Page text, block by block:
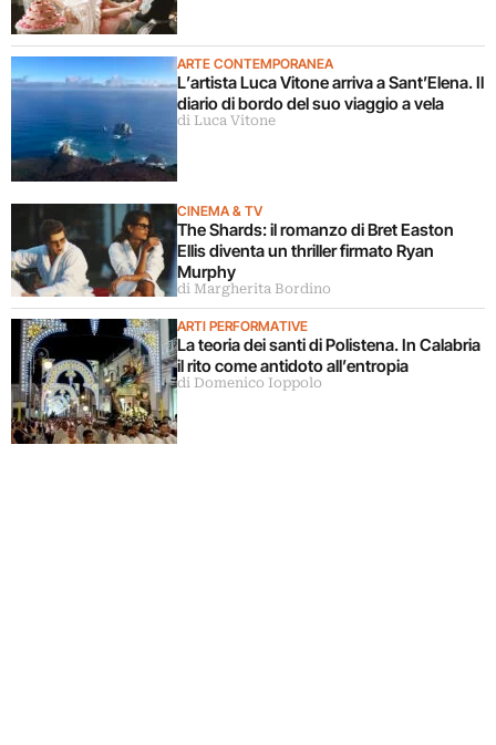
ARTE CONTEMPORANEA
L’artista Luca Vitone arriva a Sant’Elena. Il
diario di bordo del suo viaggio a vela
di Luca Vitone
CINEMA & TV
The Shards: il romanzo di Bret Easton
Ellis diventa un thriller firmato Ryan
Murphy
di Margherita Bordino
ARTI PERFORMATIVE
La teoria dei santi di Polistena. In Calabria
il rito come antidoto all’entropia
di Domenico Ioppolo